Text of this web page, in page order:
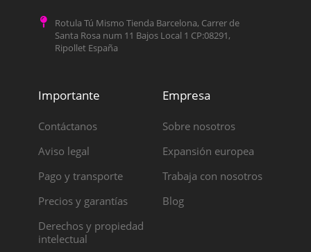
Rotula Tú Mismo Tienda Barcelona, Carrer de
Santa Rosa num 11 Bajos Local 1 CP:08291,
Ripollet España
Importante
Contáctanos
Aviso legal
Pago y transporte
Precios y garantías
Derechos y propiedad
intelectual
Empresa
Sobre nosotros
Expansión europea
Trabaja con nosotros
Blog